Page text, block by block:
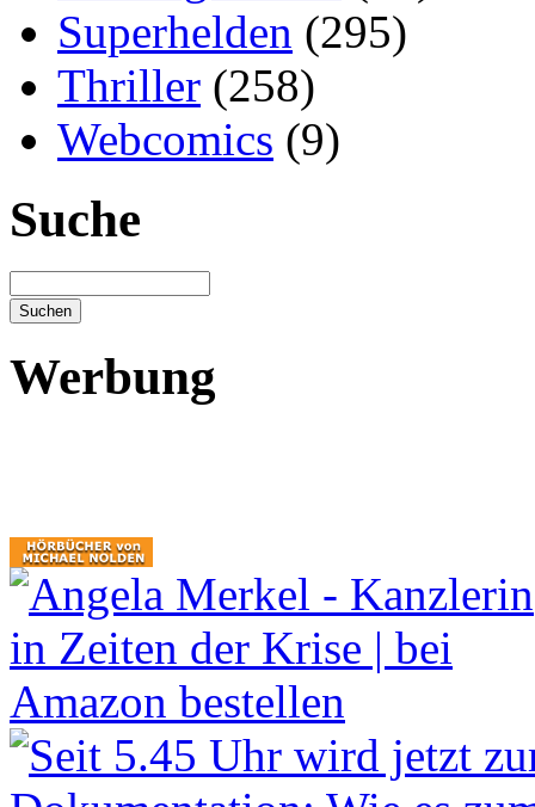
Superhelden (295)
Thriller (258)
Webcomics (9)
Suche
Werbung